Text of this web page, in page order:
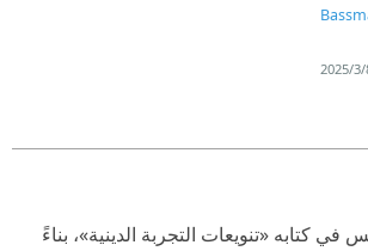
8‏/
في كتابه «تنويعات التجربة الدينية»، بناءً